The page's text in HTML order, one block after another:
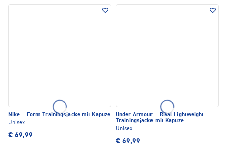
Nike · Form Trainingsjacke mit Kapuze
Unisex
€ 69,99
Under Armour ·
Rival Lightweight
Trainingsjacke mit Kapuze
Unisex
€ 69,99